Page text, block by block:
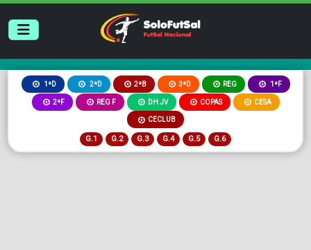
1ªD 2ªD 2ªB 3ªD REG 1ªF
2ªF REG F DH JV COPAS CESA
CECLUB
G.1 G.2 G.3 G.4 G.5 G.6